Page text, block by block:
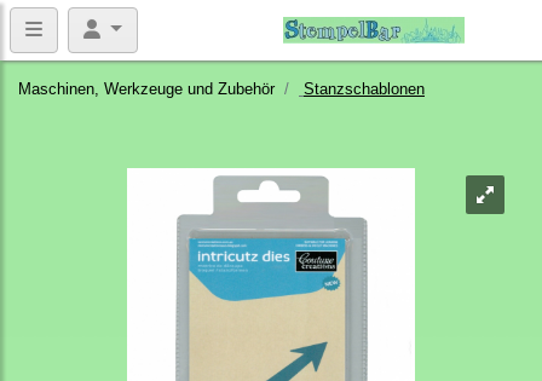
Maschinen, Werkzeuge und Zubehör Stanzschablonen